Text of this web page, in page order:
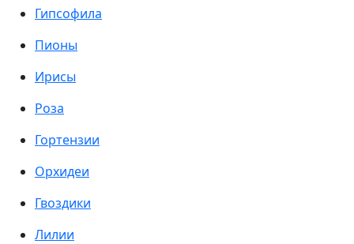
Гипсофила
Пионы
Ирисы
Роза
Гортензии
Орхидеи
Гвоздики
Лилии